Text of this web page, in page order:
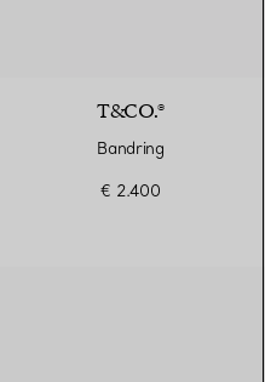
T&CO.®
Bandring
€ 2.400